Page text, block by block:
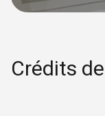
Crédits